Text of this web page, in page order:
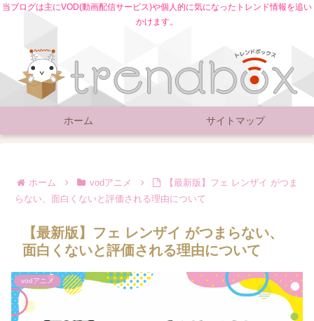
当ブログは主にVOD(動画配信サービス)や個人的に気になったトレンド情報を追い
かけます。
ホーム サイトマップ
ホーム vodアニメ
【最新版】フェ レンザイ がつま
らない、面白くないと評価される理由について
【最新版】フェ レンザイ がつまらない、
面白くないと評価される理由について
vodアニメ